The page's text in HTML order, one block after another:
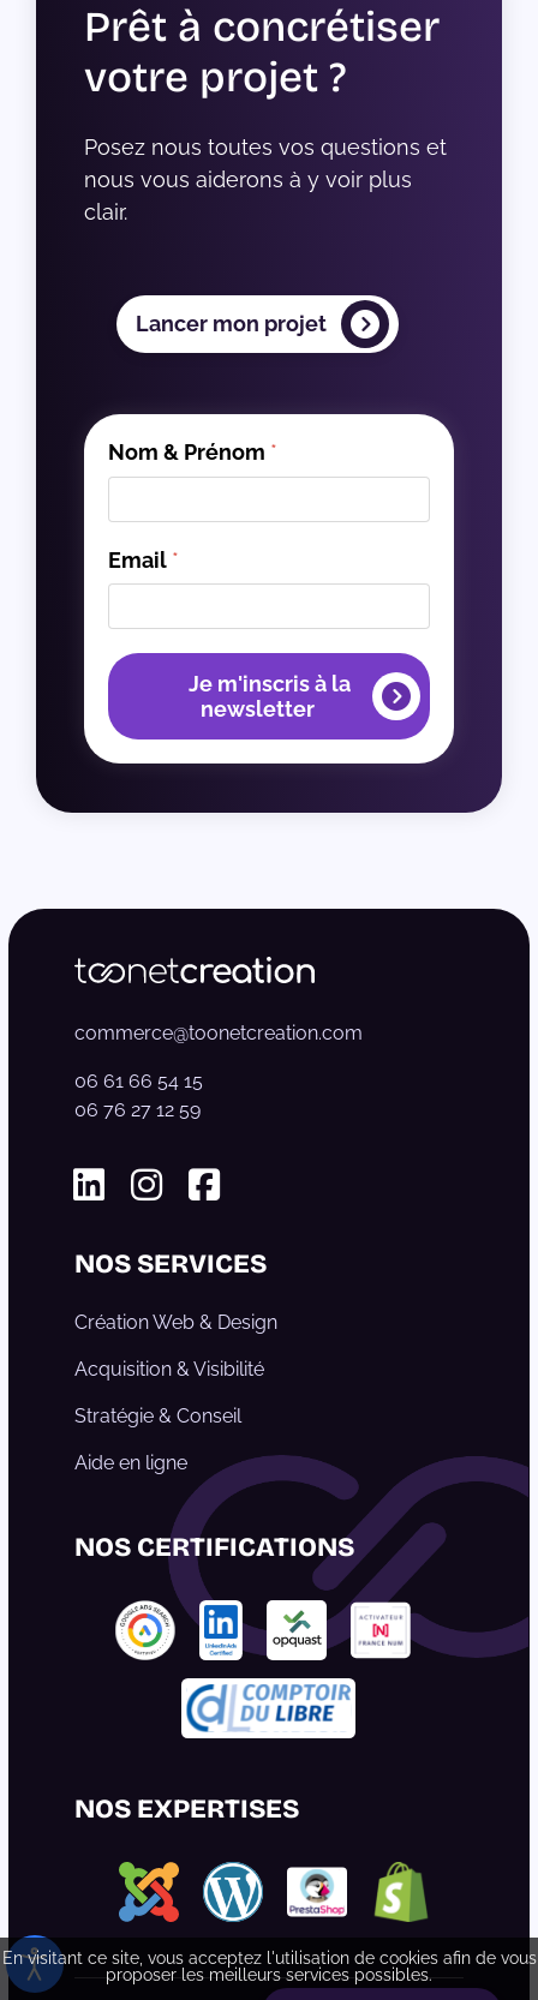
Prêt à concrétiser
votre projet ?
Posez nous toutes vos questions et
nous vous aiderons à y voir plus
clair.
Lancer mon projet
Nom & Prénom *
Email *
Je m'inscris à la
newsletter
commerce@toonetcreation.com
06 61 66 54 15
06 76 27 12 59
NOS SERVICES
Création Web & Design
Acquisition & Visibilité
Stratégie & Conseil
Aide en ligne
NOS CERTIFICATIONS
NOS EXPERTISES
En visitant ce site, vous acceptez l'utilisation de cookies afin de vous
proposer les meilleurs services possibles.